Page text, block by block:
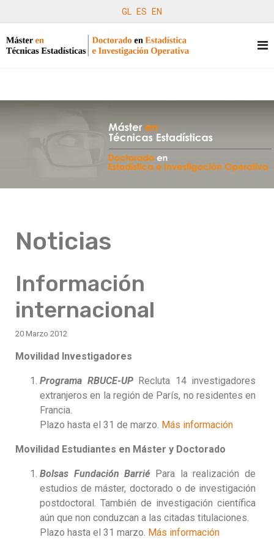
GL ES EN
Noticias
Información
internacional
20 Marzo 2012
Movilidad Investigadores
Programa RBUCE-UPRecluta 14 investigadores
extranjeros en la región de París, no residentes en
Francia.
Plazo hasta el 31 de marzo. Más información
Movilidad Estudiantes en Máster y Doctorado
Bolsas Fundación Barrié Para la realización de
estudios de máster, doctorado o de investigación
postdoctoral. También de investigación científica
aún que non conduzcan a las citadas titulaciones.
Plazo hasta el 31 marzo. Más información